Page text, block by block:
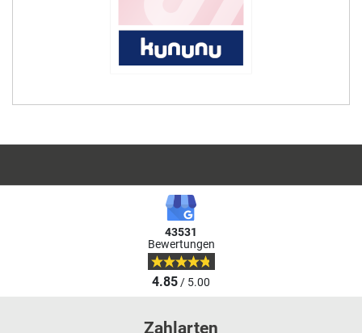
43531
Bewertungen
4.85/ 5.00
Zahlarten